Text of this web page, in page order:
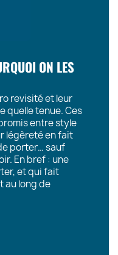
ON LES
revisité et leur
quelle tenue. Ces
entre style
légèreté en fait
porter… sauf
En bref : une
et qui fait
au long de